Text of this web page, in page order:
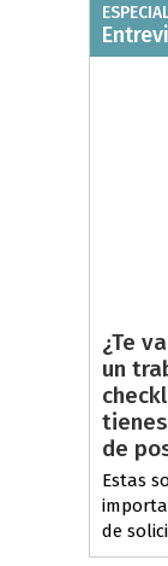
¿Te
un
de
Estas
de